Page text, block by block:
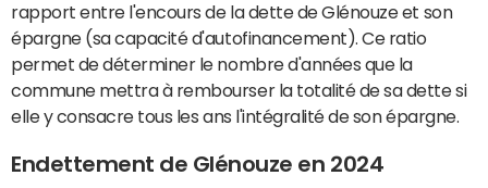
rapport entre l'encours de la dette de Glénouze et son
épargne (sa capacité d'autofinancement). Ce ratio
permet de déterminer le nombre d'années que la
commune mettra à rembourser la totalité de sa dette si
elle y consacre tous les ans l'intégralité de son épargne.
Endettement de Glénouze en 2024